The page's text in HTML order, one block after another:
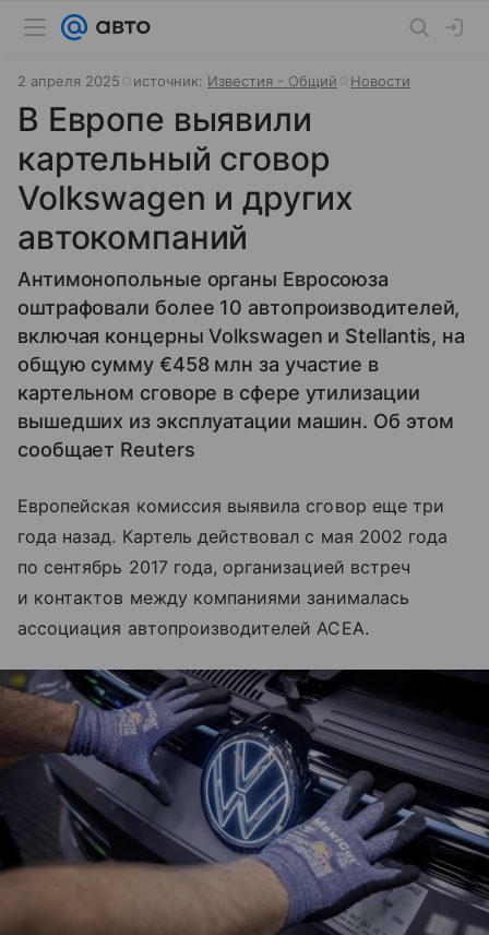
2 апреля 2025 источник: Известия - Общий Новости
В Европе выявили
картельный сговор
Volkswagen и других
автокомпаний
Антимонопольные органы Евросоюза
оштрафовали более 10 автопроизводителей,
включая концерны Volkswagen и Stellantis, на
общую сумму €458 млн за участие в
картельном сговоре в сфере утилизации
вышедших из эксплуатации машин. Об этом
сообщает Reuters
Европейская комиссия выявила сговор еще три
года назад. Картель действовал с мая 2002 года
по сентябрь 2017 года, организацией встреч
и контактов между компаниями занималась
ассоциация автопроизводителей ACEA.